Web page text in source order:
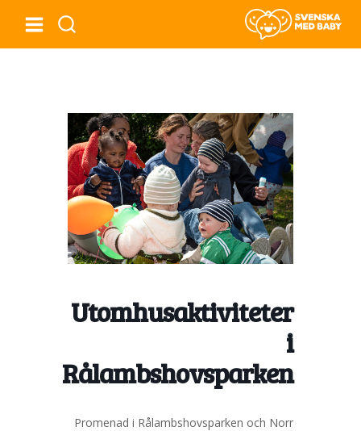
Utomhusaktiviteter
i
Rålambshovsparken
Promenad i Rålambshovsparken och Norr